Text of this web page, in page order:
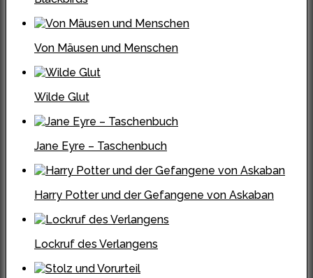
Von Mäusen und Menschen
Wilde Glut
Jane Eyre – Taschenbuch
Harry Potter und der Gefangene von Askaban
Lockruf des Verlangens